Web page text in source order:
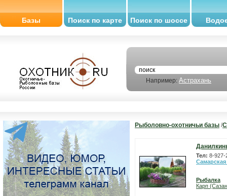
Базы Поиск по карте Поиск по шоссе
Например: Астрахань
Рыболовно-охотничьи базы /
Тел: 8-927-
Самарская
Рыбалка
Карп